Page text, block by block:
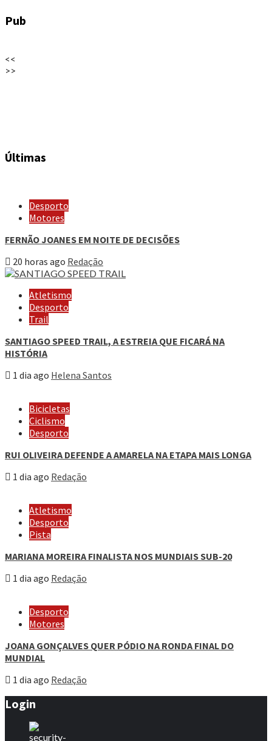
Pub
<<
>>
Últimas
Desporto
Motores
FERNÃO JOANES EM NOITE DE DECISÕES
20 horas ago Redação
Atletismo
Desporto
Trail
SANTIAGO SPEED TRAIL, A ESTREIA QUE FICARÁ NA
HISTÓRIA
1 dia ago Helena Santos
Bicicletas
Ciclismo
Desporto
RUI OLIVEIRA DEFENDE A AMARELA NA ETAPA MAIS LONGA
1 dia ago Redação
Atletismo
Desporto
Pista
MARIANA MOREIRA FINALISTA NOS MUNDIAIS SUB-20
1 dia ago Redação
Desporto
Motores
JOANA GONÇALVES QUER PÓDIO NA RONDA FINAL DO
MUNDIAL
1 dia ago Redação
Login